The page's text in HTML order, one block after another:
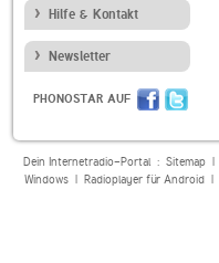
Hilfe & Kontakt
Newsletter
PHONOSTAR AUF
Dein Internetradio-Portal : Sitemap|
Windows| Radioplayer für Android|